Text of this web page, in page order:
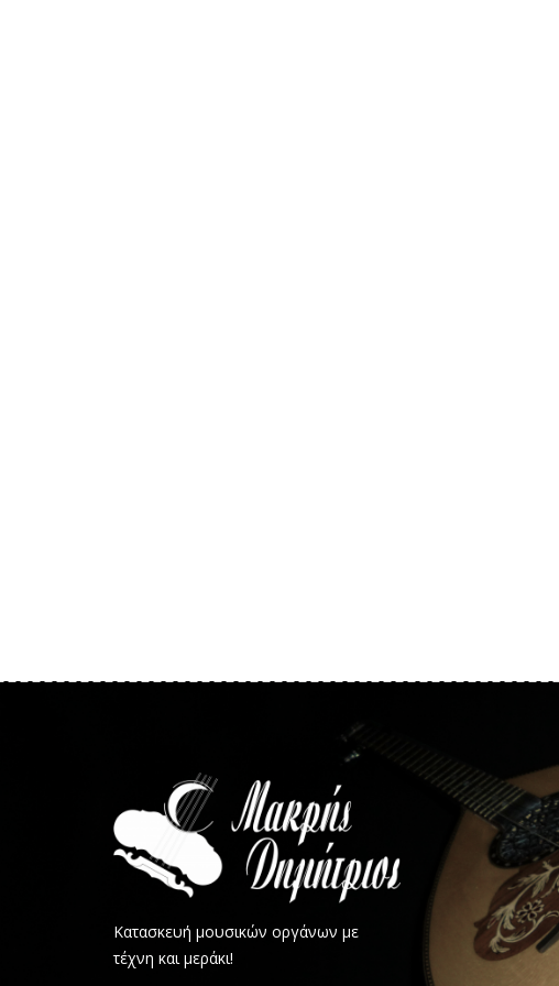
Κατασκευή μουσικών οργάνων με
τέχνη και μεράκι!